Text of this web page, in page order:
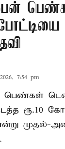
7:54 pm
ரூ.10
முதல்-